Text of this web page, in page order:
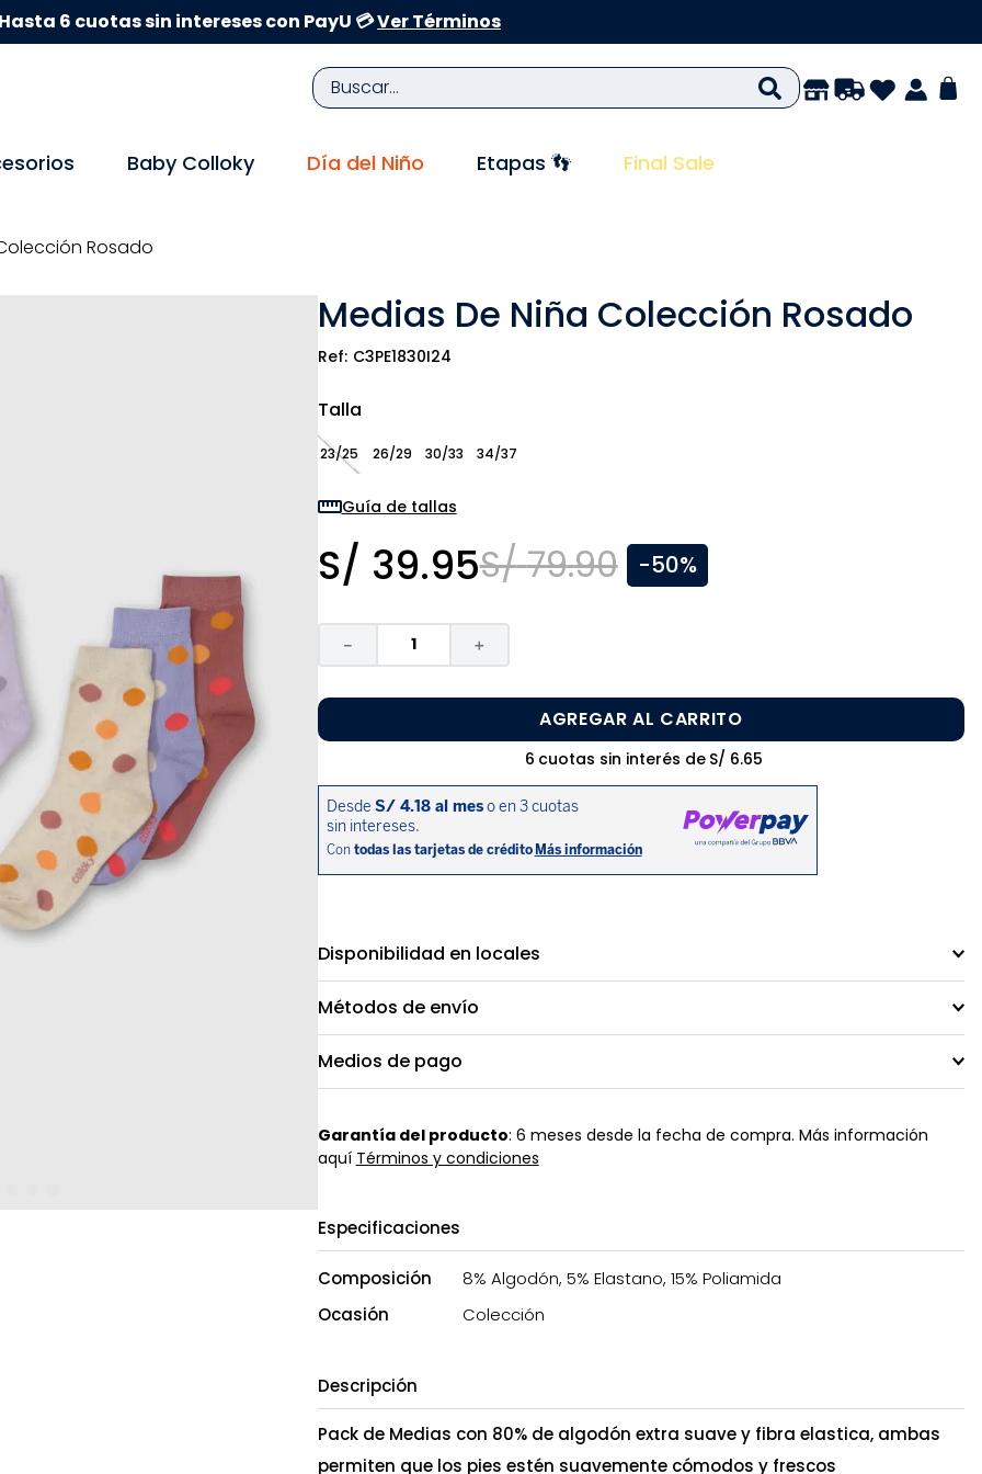
6 cuotas sin intereses con PayU 💳Ver Términos
Buscar...
Baby Colloky Día del Niño Etapas 👣 Final Sale
Rosado
Medias De Niña Colección Rosado
C3PE1830I24
Talla
23/25 26/29 30/33 34/37
Guía de tallas
S/ 39.95S/ 79.90 -50%
＋
－
AGREGAR AL CARRITO
6 cuotas sin interés de S/ 6.65
Disponibilidad en locales
Métodos de envío
Medios de pago
Garantía del producto: 6 meses desde la fecha de compra. Más información
aquí Términos y condiciones
Especificaciones
Composición
8% Algodón, 5% Elastano, 15% Poliamida
Ocasión
Colección
Descripción
Pack de Medias con 80% de algodón extra suave y fibra elastica, ambas
permiten que los pies estén suavemente cómodos y frescos
TÉRMINOS MÁS BUSCADOS